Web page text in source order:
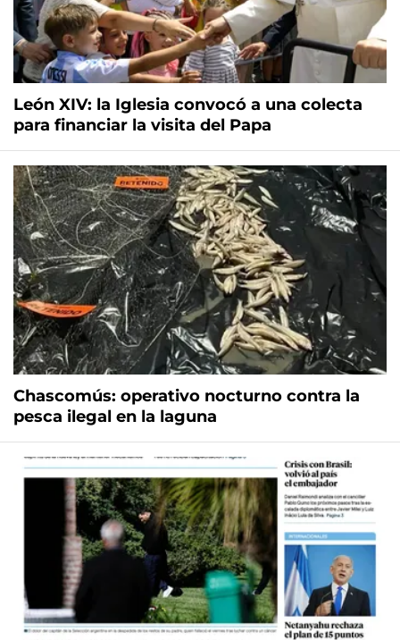
León XIV: la Iglesia convocó a una colecta
para financiar la visita del Papa
Chascomús: operativo nocturno contra la
pesca ilegal en la laguna